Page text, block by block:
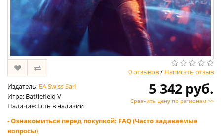
0 отзывов/ Написать отзыв
Издатель: EA Swiss Sarl
Игра: Battlefield V
Наличие: Есть в наличии
5 342 руб.
Сравнить цену по регионам >>
- Ознакомиться перед покупкой: FAQ (Часто задаваемые
вопросы)